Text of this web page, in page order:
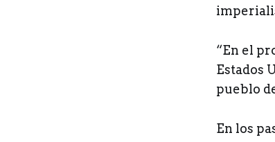
“En el
Estados
pueblo
En los